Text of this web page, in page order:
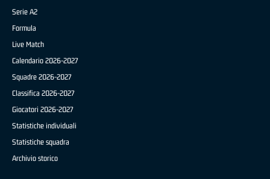
Serie A2
Formula
Live Match
Calendario 2026-2027
Squadre 2026-2027
Classifica 2026-2027
Giocatori 2026-2027
Statistiche individuali
Statistiche squadra
Archivio storico